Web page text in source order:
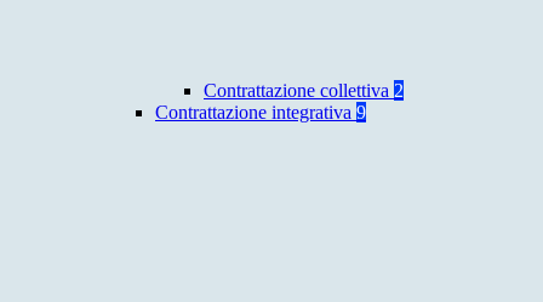
Contrattazione collettiva 2
Contrattazione integrativa 9